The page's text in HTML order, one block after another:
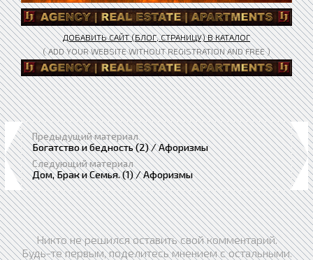
ДОБАВИТЬ САЙТ (БЛОГ, СТРАНИЦУ) В КАТАЛОГ
( ADD YOUR WEBSITE WITHOUT REGISTRATION AND FREE )
Предыдущий материал
Богатство и бедность (2) / Афоризмы
Следующий материал
Дом, Брак и Семья. (1) / Афоризмы
Никто не решился оставить свой комментарий.
Будь-те первым, поделитесь мнением с остальными.